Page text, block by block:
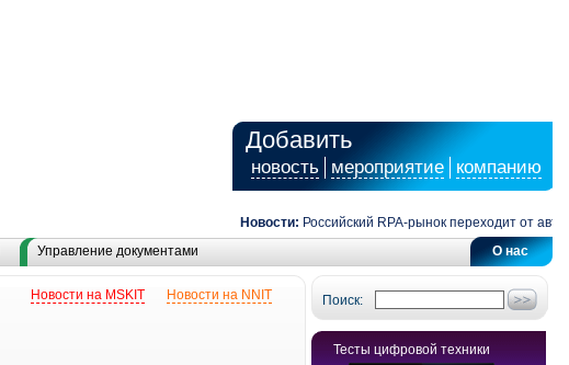
Добавить
новость мероприятие компанию
Новости: Российский RPA-рынок переходит от
О нас
Управление документами
Поиск:
Тесты цифровой техники
Новости на NNIT
Новости на MSKIT